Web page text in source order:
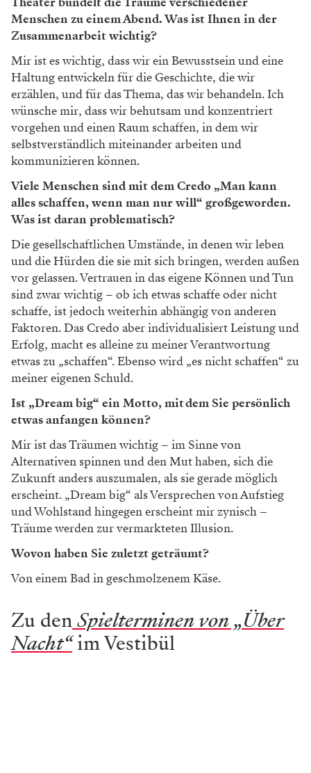
Menschen zu einem Abend. Was ist Ihnen in der
Zusammenarbeit wichtig?
Mir ist es wichtig, dass wir ein Bewusstsein und eine
Haltung entwickeln für die Geschichte, die wir
erzählen, und für das Thema, das wir behandeln. Ich
wünsche mir, dass wir behutsam und konzentriert
vorgehen und einen Raum schaffen, in dem wir
selbstverständlich miteinander arbeiten und
kommunizieren können.
Viele Menschen sind mit dem Credo „Man kann
alles schaffen, wenn man nur will“ großgeworden.
Was ist daran problematisch?
Die gesellschaftlichen Umstände, in denen wir leben
und die Hürden die sie mit sich bringen, werden außen
vor gelassen. Vertrauen in das eigene Können und Tun
sind zwar wichtig – ob ich etwas schaffe oder nicht
schaffe, ist jedoch weiterhin abhängig von anderen
Faktoren. Das Credo aber individualisiert Leistung und
Erfolg, macht es alleine zu meiner Verantwortung
etwas zu „schaffen“. Ebenso wird „es nicht schaffen“ zu
meiner eigenen Schuld.
Ist „Dream big“ ein Motto, mit dem Sie persönlich
etwas anfangen können?
Mir ist das Träumen wichtig – im Sinne von
Alternativen spinnen und den Mut haben, sich die
Zukunft anders auszumalen, als sie gerade möglich
erscheint. „Dream big“ als Versprechen von Aufstieg
und Wohlstand hingegen erscheint mir zynisch –
Träume werden zur vermarkteten Illusion.
Wovon haben Sie zuletzt geträumt?
Von einem Bad in geschmolzenem Käse.
Zu denSpielterminen von „Über
Nacht“im Vestibül